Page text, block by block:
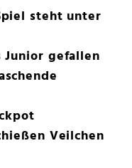
steht unter
Junior gefallen
Veilchen